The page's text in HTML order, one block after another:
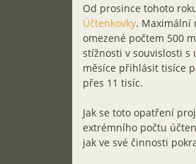
Od prosince tohoto
Účtenkovky. Maximální
omezené počtem 500
stížnosti v souvislosti s
měsíce přihlásit tisíce
přes 11 tisíc.
Jak se toto opatření
extrémního počtu
jak ve své činnosti